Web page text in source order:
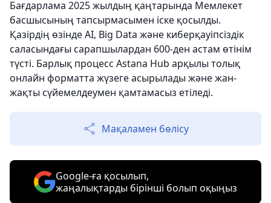
Бағдарлама 2025 жылдың қаңтарында Мемлекет
басшысының тапсырмасымен іске қосылды.
Қазірдің өзінде AI, Big Data және киберқауіпсіздік
саласындағы сарапшылардан 600-ден астам өтінім
түсті. Барлық процесс Astana Hub арқылы толық
онлайн форматта жүзеге асырылады және жан-
жақты сүйемелдеумен қамтамасыз етіледі.
Мақаламен бөлісу
Google-ға қосылып,
жаңалықтарды бірінші болып оқыңыз